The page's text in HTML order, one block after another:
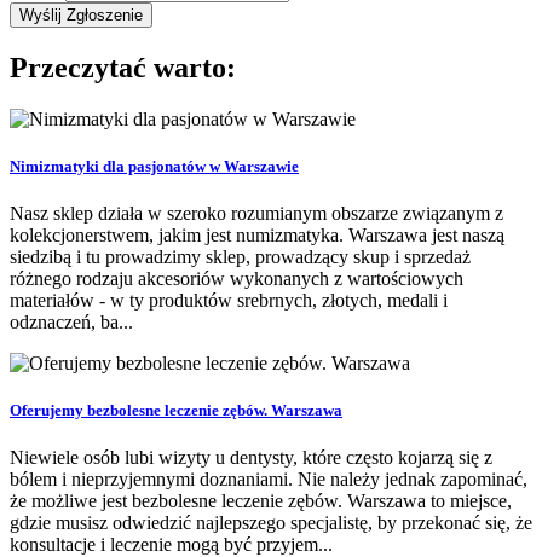
Przeczytać warto:
Nimizmatyki dla pasjonatów w Warszawie
Nasz sklep działa w szeroko rozumianym obszarze związanym z
kolekcjonerstwem, jakim jest numizmatyka. Warszawa jest naszą
siedzibą i tu prowadzimy sklep, prowadzący skup i sprzedaż
różnego rodzaju akcesoriów wykonanych z wartościowych
materiałów - w ty produktów srebrnych, złotych, medali i
odznaczeń, ba...
Oferujemy bezbolesne leczenie zębów. Warszawa
Niewiele osób lubi wizyty u dentysty, które często kojarzą się z
bólem i nieprzyjemnymi doznaniami. Nie należy jednak zapominać,
że możliwe jest bezbolesne leczenie zębów. Warszawa to miejsce,
gdzie musisz odwiedzić najlepszego specjalistę, by przekonać się, że
konsultacje i leczenie mogą być przyjem...